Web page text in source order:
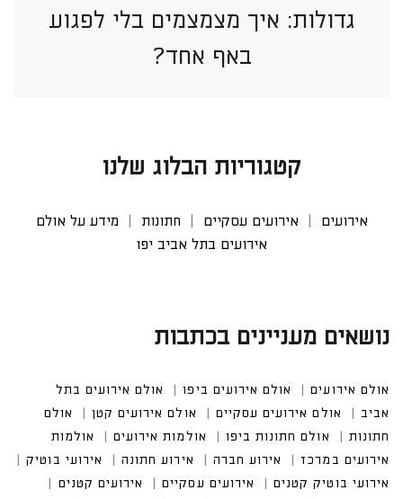
גדולות: איך מצמצמים בלי לפגוע
באף אחד?
קטגוריות הבלוג שלנו
אירועים אירועים עסקיים חתונות
מידע על אולם
אירועים בתל אביב יפו
נושאים מעניינים בכתבות
אולם אירועים אולם אירועים ביפו
אולם אירועים בתל א
ביב
אולם אירועים עסקיים אולם אירועים קטן
אולם חתונ
ות
אולם חתונות ביפו אולמות אירועים
אולמות אירועים
במרכז
אירוע חברה אירוע חתונה
אירועי בוטיק
אירועי בוטיק קטנים
אירועים עסקיים